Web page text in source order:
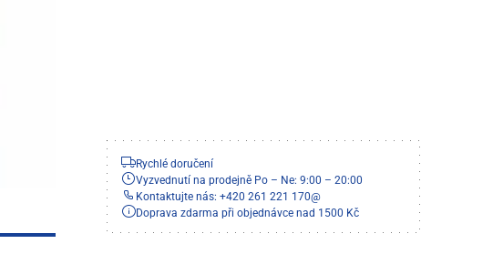
Rychlé doručení
Vyzvednutí na prodejně Po – Ne: 9:00 – 20:00
Kontaktujte nás: +420 261 221 170@
Doprava zdarma při objednávce nad 1500 Kč